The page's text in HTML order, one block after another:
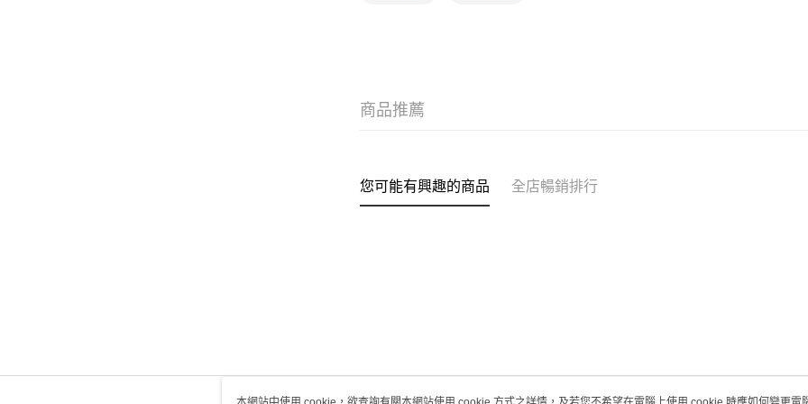
商品推薦
您可能有興趣的商品 全店暢銷排行